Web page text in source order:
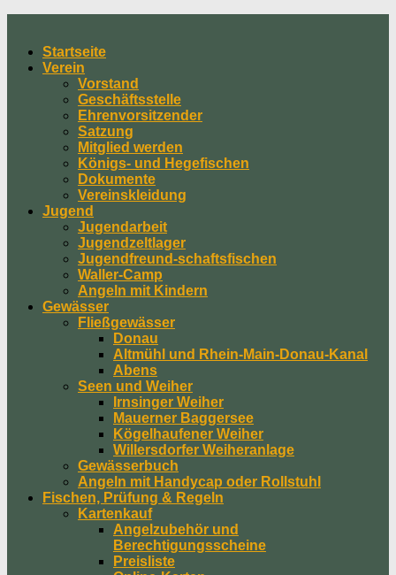
contentStartseite
Verein
Vorstand
Geschäftsstelle
Ehrenvorsitzender
Satzung
Mitglied werden
Königs- und Hegefischen
Dokumente
Vereinskleidung
Jugend
Jugendarbeit
Jugendzeltlager
Jugendfreund-schaftsfischen
Waller-Camp
Angeln mit Kindern
Gewässer
Fließgewässer
Donau
Altmühl und Rhein-Main-Donau-Kanal
Abens
Seen und Weiher
Irnsinger Weiher
Mauerner Baggersee
Kögelhaufener Weiher
Willersdorfer Weiheranlage
Gewässerbuch
Angeln mit Handycap oder Rollstuhl
Fischen, Prüfung & Regeln
Kartenkauf
Angelzubehör und
Berechtigungsscheine
Preisliste